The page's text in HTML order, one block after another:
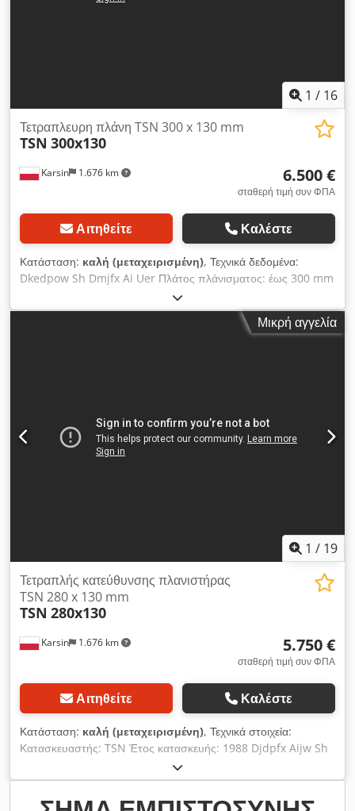
1 / 16
Karsin 1.676 km
Τετραπλευρη πλάνη TSN 300 x 130 mm
TSN 300x130
6.500 €
σταθερή τιμή συν ΦΠΑ
Αιτηθείτε Καλέστε
Κατάσταση: καλή (μεταχειρισμένη), Τεχνικά δεδομένα:
Dkedpow Sh Dmjfx Ai Uer Πλάτος πλάνισματος: έως 300 mm
Ύψος πλάνισματος: έως 130 mm Αριθμός κεφαλών: 6 κάτω –
5,5 kW δεξιά – 5,5 kW αριστερά – 5,5 kW πάνω – 5,5 kW
πολυκατευθυντική 360° – 5,5 kW κάτω – 7,5 kW Κινητήρας
Μικρή αγγελία
1 / 19
Karsin 1.676 km
Τετραπλής κατεύθυνσης πλανιστήρας
TSN 280 x 130 mm
TSN 280x130
5.750 €
σταθερή τιμή συν ΦΠΑ
Αιτηθείτε Καλέστε
Κατάσταση: καλή (μεταχειρισμένη), Τεχνικά στοιχεία:
Κατασκευαστής: TSN Έτος κατασκευής: 1988 Djdpfx Aijw Sh
Dts Uskr Σειριακός αριθμός: 2680 Μέγιστο πλάτος
πλανίσματος: 280 mm Μέγιστο ύψος πλανίσματος: 130 mm
Διάμετρος ατράκτων: 40 mm Διάμετρος εργαλείων: ελάχιστο